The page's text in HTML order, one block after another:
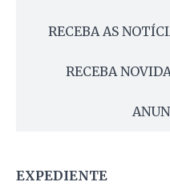
RECEBA AS
RECEBA
EXPEDIENTE